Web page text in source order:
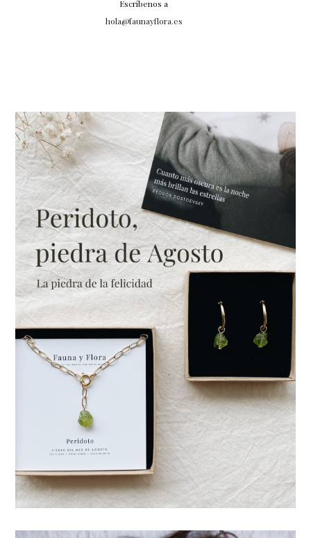
Escríbenos a
hola@faunayflora.es